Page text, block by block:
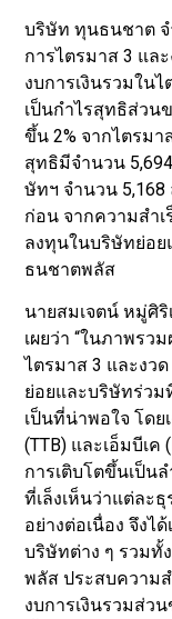
บริษัท ทุนธนชาต จ
การไตรมาส 3 แล
งบการเงินรวมใน
เป็นกำไรสุทธิส่วน
ขึ้น 2% จากไตรม
สุทธิมีจำนวน
ษัทฯ จำนวน 5,168
ก่อน จากความสำ
ลงทุนในบริษัทย่อย
ธนชาตพลัส
นายสมเจตน์ หมู่ศิริ
เผยว่า “ในภาพรว
ไตรมาส 3 และงว
ย่อยและบริษัทร่วม
เป็นที่น่าพอใจ โด
(TTB) และเอ็มบีเ
การเติบโตขึ้นเป็น
ที่เล็งเห็นว่าแต่ละ
อย่างต่อเนื่อง จึงไ
บริษัทต่าง ๆ รวมทั้
พลัส ประสบความส
งบการเงินรวมส่ว